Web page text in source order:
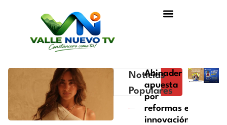
Noticias
Populares
Abinader
apuesta
por
reformas e
innovación